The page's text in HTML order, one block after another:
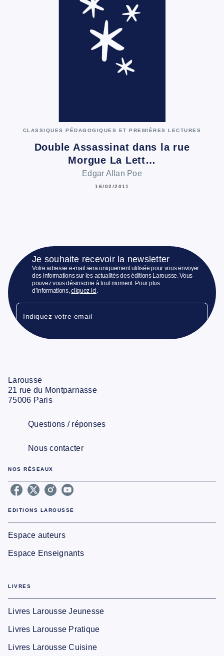
CLASSIQUES PÉDAGOGIQUES ET PREMIÈRES LECTURES
Double Assassinat dans la rue
Morgue La Lett…
Edgar Allan Poe
16/02/2011
Je souhaite recevoir la newsletter
Votre adresse e-mail sera uniquement utilisée pour vous envoyer
des informations sur les actualités des éditions Larousse. Vous
pouvez vous désinscrire à tout moment. Pour plus
d’informations,cliquez ici.
Indiquez votre email
Larousse
21 rue du Montparnasse
75006 Paris
Questions / réponses
Nous contacter
NOS RÉSEAUX
EDITIONS LAROUSSE
Espace auteurs
Espace Enseignants
LIVRES
Livres Larousse Jeunesse
Livres Larousse Pratique
Livres Larousse Cuisine